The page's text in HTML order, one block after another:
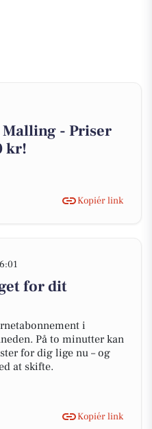
- Priser
kr!
Kopiér link
for dit
i
På to minutter kan
for dig lige nu – og
at skifte.
Kopiér link